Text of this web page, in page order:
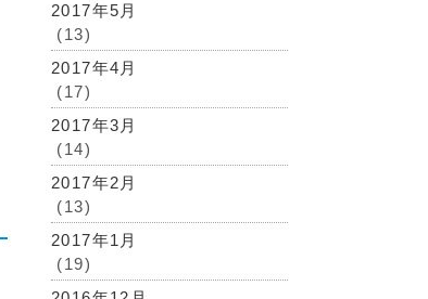
2017年5月
(13)
2017年4月
(17)
2017年3月
(14)
2017年2月
(13)
2017年1月
(19)